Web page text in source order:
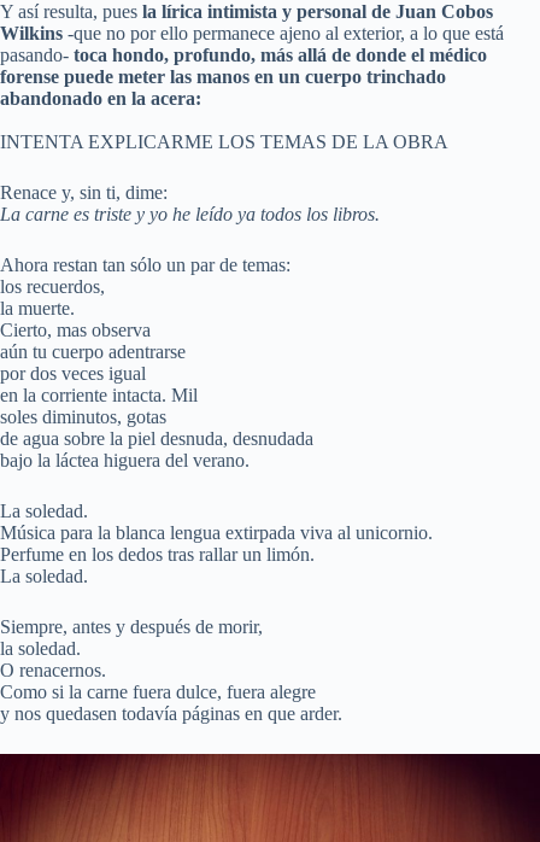
Y así resulta, pues la lírica intimista y personal de Juan Cobos
Wilkins -que no por ello permanece ajeno al exterior, a lo que está
pasando- toca hondo, profundo, más allá de donde el médico
forense puede meter las manos en un cuerpo trinchado
abandonado en la acera:
INTENTA EXPLICARME LOS TEMAS DE LA OBRA
Renace y, sin ti, dime:
La carne es triste y yo he leído ya todos los libros.
Ahora restan tan sólo un par de temas:
los recuerdos,
la muerte.
Cierto, mas observa
aún tu cuerpo adentrarse
por dos veces igual
en la corriente intacta. Mil
soles diminutos, gotas
de agua sobre la piel desnuda, desnudada
bajo la láctea higuera del verano.
La soledad.
Música para la blanca lengua extirpada viva al unicornio.
Perfume en los dedos tras rallar un limón.
La soledad.
Siempre, antes y después de morir,
la soledad.
O renacernos.
Como si la carne fuera dulce, fuera alegre
y nos quedasen todavía páginas en que arder.